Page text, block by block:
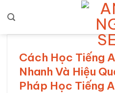
qua
Cách Học Tiếng
Nhanh Và Hiệu
Pháp Học Tiếng